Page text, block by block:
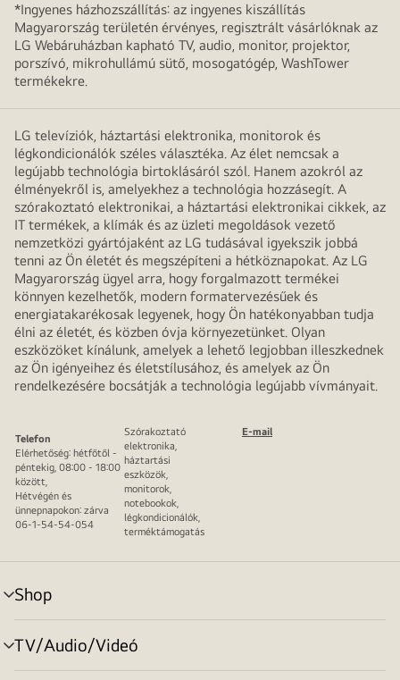
*Ingyenes házhozszállítás: az ingyenes kiszállítás
Magyarország területén érvényes, regisztrált vásárlóknak az
LG Webáruházban kapható TV, audio, monitor, projektor,
porszívó, mikrohullámú sütő, mosogatógép, WashTower
termékekre.
LG televíziók, háztartási elektronika, monitorok és
légkondicionálók széles választéka. Az élet nemcsak a
legújabb technológia birtoklásáról szól. Hanem azokról az
élményekről is, amelyekhez a technológia hozzásegít. A
szórakoztató elektronikai, a háztartási elektronikai cikkek, az
IT termékek, a klímák és az üzleti megoldások vezető
nemzetközi gyártójaként az LG tudásával igyekszik jobbá
tenni az Ön életét és megszépíteni a hétköznapokat. Az LG
Magyarország ügyel arra, hogy forgalmazott termékei
könnyen kezelhetők, modern formatervezésűek és
energiatakarékosak legyenek, hogy Ön hatékonyabban tudja
élni az életét, és közben óvja környezetünket. Olyan
eszközöket kínálunk, amelyek a lehető legjobban illeszkednek
az Ön igényeihez és életstílusához, és amelyek az Ön
rendelkezésére bocsátják a technológia legújabb vívmányait.
Telefon
Elérhetőség: hétfőtől -
péntekig, 08:00 - 18:00
között,
Hétvégén és
ünnepnapokon: zárva
06-1-54-54-054
Szórakoztató
elektronika,
háztartási
eszközök,
monitorok,
notebookok,
légkondicionálók,
terméktámogatás
E-mail
Shop
menu
toggle
TV/Audio/Videó
menu
toggle